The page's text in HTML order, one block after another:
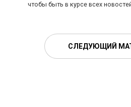
чтобы быть в курсе всех
СЛЕДУЮЩИЙ